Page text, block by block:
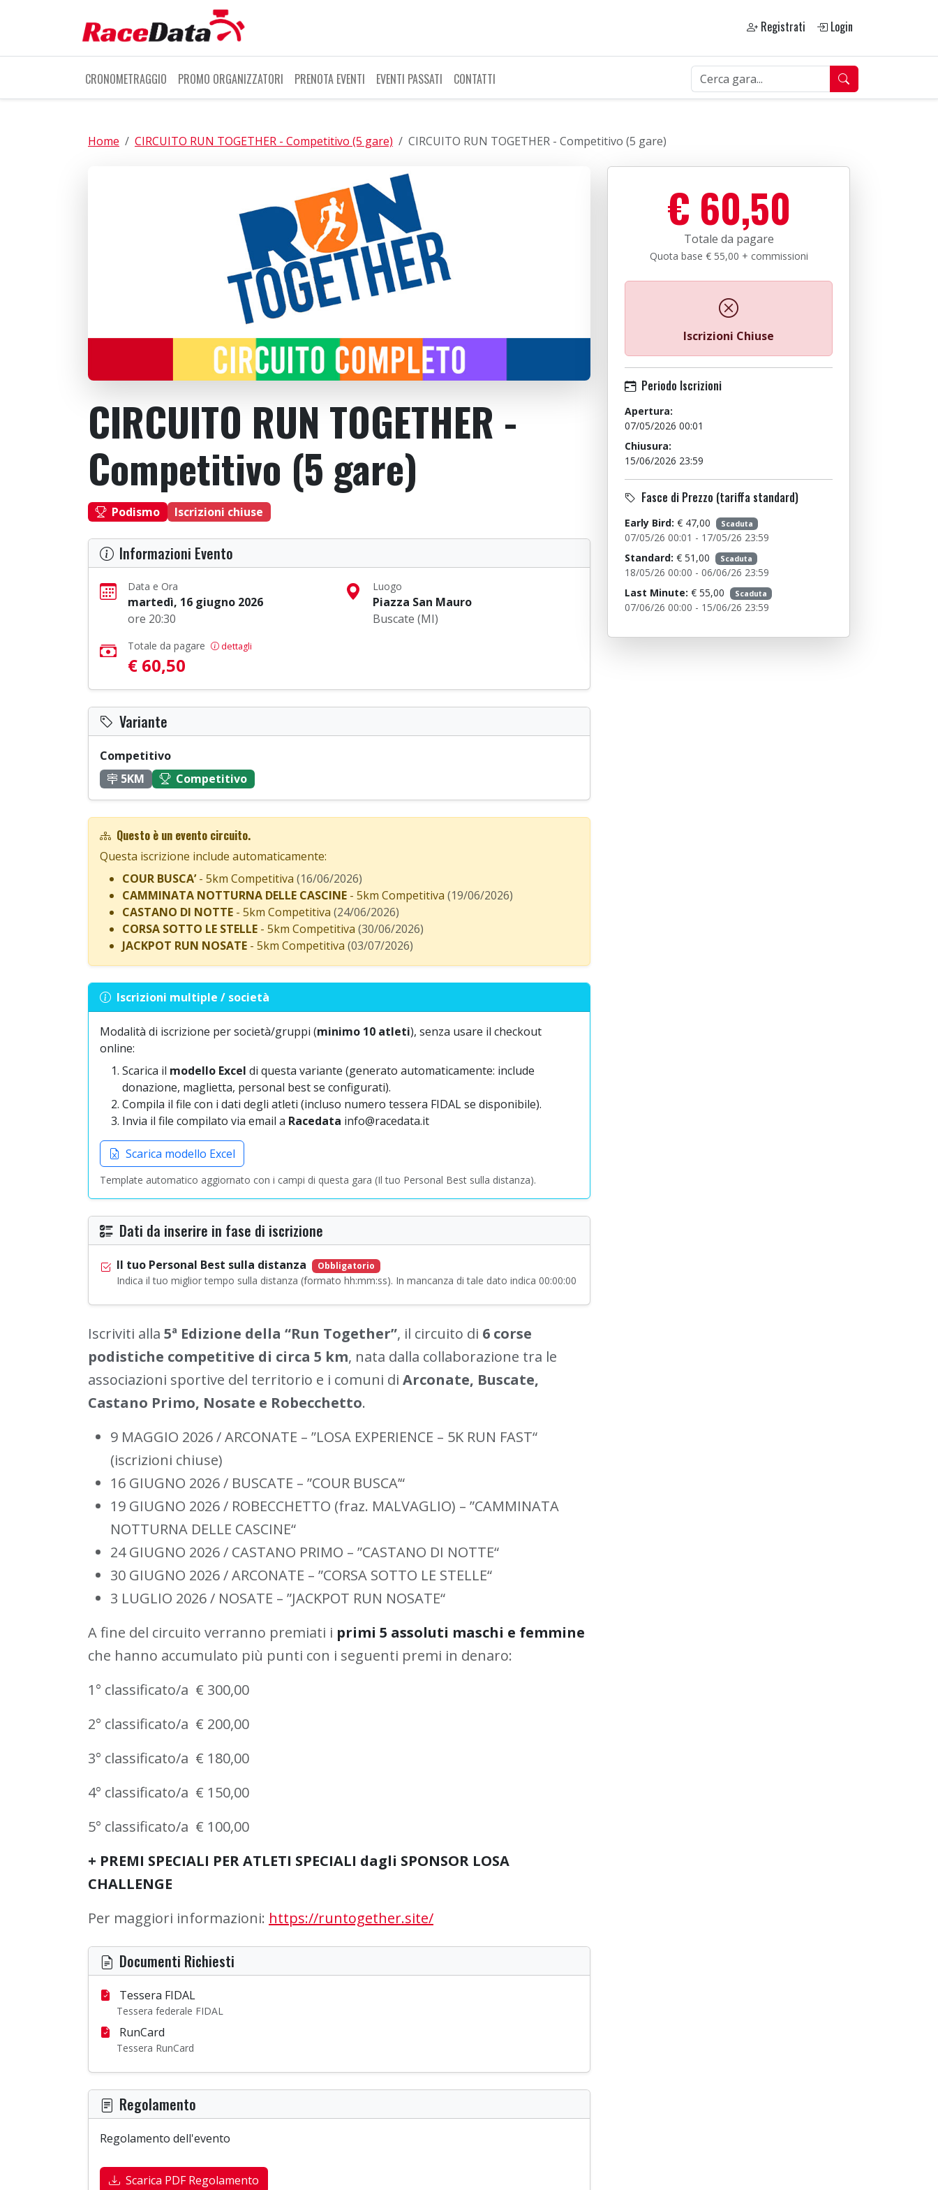
Registrati Login
CRONOMETRAGGIO PROMO ORGANIZZATORI PRENOTA EVENTI EVENTI PASSATI CONTATTI
Home CIRCUITO RUN TOGETHER - Competitivo (5 gare) CIRCUITO RUN TOGETHER - Competitivo (5 gare)
CIRCUITO RUN TOGETHER -
Competitivo (5 gare)
Podismo Iscrizioni chiuse
Informazioni Evento
Data e Ora
martedì, 16 giugno 2026
ore 20:30
Luogo
Piazza San Mauro
Buscate (MI)
Totale da pagare dettagli
€ 60,50
Variante
Competitivo
5KM
Competitivo
Questo è un evento circuito.
Questa iscrizione include automaticamente:
COUR BUSCA’- 5km Competitiva (16/06/2026)
CAMMINATA NOTTURNA DELLE CASCINE - 5km Competitiva (19/06/2026)
CASTANO DI NOTTE - 5km Competitiva (24/06/2026)
CORSA SOTTO LE STELLE - 5km Competitiva (30/06/2026)
JACKPOT RUN NOSATE - 5km Competitiva (03/07/2026)
Iscrizioni multiple / società
Modalità di iscrizione per società/gruppi (minimo 10 atleti), senza usare il checkout
online:
Scarica il modello Excel di questa variante (generato automaticamente: include
donazione, maglietta, personal best se configurati).
Compila il file con i dati degli atleti (incluso numero tessera FIDAL se disponibile).
Invia il file compilato via email a Racedata info@racedata.it
Scarica modello Excel
Template automatico aggiornato con i campi di questa gara (Il tuo Personal Best sulla distanza).
Dati da inserire in fase di iscrizione
Il tuo Personal Best sulla distanza Obbligatorio
Indica il tuo miglior tempo sulla distanza (formato hh:mm:ss). In mancanza di tale dato indica 00:00:00
Iscriviti alla 5ª Edizione della “Run Together”, il circuito di 6 corse
podistiche competitive di circa 5 km, nata dalla collaborazione tra le
associazioni sportive del territorio e i comuni di Arconate, Buscate,
Castano Primo, Nosate e Robecchetto.
9 MAGGIO 2026 / ARCONATE – ”LOSA EXPERIENCE – 5K RUN FAST“
(iscrizioni chiuse)
16 GIUGNO 2026 / BUSCATE – ”COUR BUSCA’“
19 GIUGNO 2026 / ROBECCHETTO (fraz. MALVAGLIO) – ”CAMMINATA
NOTTURNA DELLE CASCINE“
24 GIUGNO 2026 / CASTANO PRIMO – ”CASTANO DI NOTTE“
30 GIUGNO 2026 / ARCONATE – ”CORSA SOTTO LE STELLE“
3 LUGLIO 2026 / NOSATE – ”JACKPOT RUN NOSATE“
A fine del circuito verranno premiati i primi 5 assoluti maschi e femmine
che hanno accumulato più punti con i seguenti premi in denaro:
1° classificato/a € 300,00
2° classificato/a € 200,00
3° classificato/a € 180,00
4° classificato/a € 150,00
5° classificato/a € 100,00
+ PREMI SPECIALI PER ATLETI SPECIALI dagli SPONSOR LOSA
CHALLENGE
Per maggiori informazioni: https://runtogether.site/
Documenti Richiesti
Tessera FIDAL
Tessera federale FIDAL
RunCard
Tessera RunCard
Regolamento
Regolamento dell'evento
Scarica PDF Regolamento
€ 60,50
Totale da pagare
Quota base € 55,00 + commissioni
Iscrizioni Chiuse
Periodo Iscrizioni
Apertura:
07/05/2026 00:01
Chiusura:
15/06/2026 23:59
Fasce di Prezzo (tariffa standard)
Early Bird: € 47,00 Scaduta
07/05/26 00:01 - 17/05/26 23:59
Standard: € 51,00 Scaduta
18/05/26 00:00 - 06/06/26 23:59
Last Minute: € 55,00 Scaduta
07/06/26 00:00 - 15/06/26 23:59